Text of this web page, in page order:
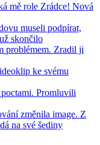
mě role Zrádce! Nová
museli podpírat,
skončilo
problémem. Zradil ji
ke svému
Promluvili
změnila image. Z
na své šediny